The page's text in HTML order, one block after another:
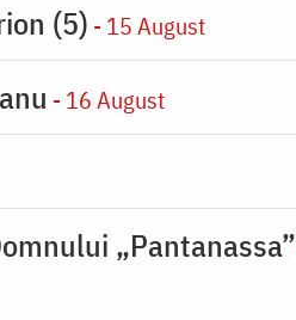
(5) - 15 August
- 16 August
„Pantanassa”